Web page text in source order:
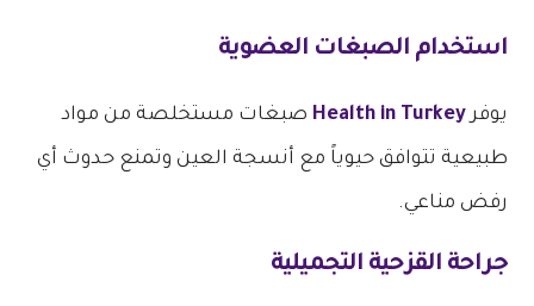
استخدام الصبغات العضوية
يوفرHealth in Turkey صبغات مستخلصة من مواد
طبيعية تتوافق حيوياً مع أنسجة العين وتمنع حدوث أي
رفض مناعي.
جراحة القزحية التجميلية